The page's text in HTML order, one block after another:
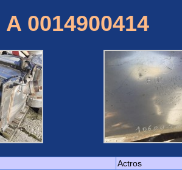
0014900414
Actros